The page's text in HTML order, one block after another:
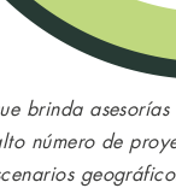
brinda
número de